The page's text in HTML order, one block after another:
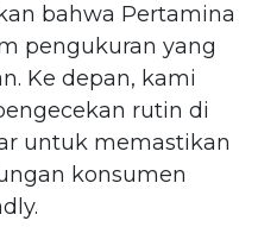
bahwa Pertamina
pengukuran yang
Ke depan, kami
rutin di
untuk memastikan
konsumen